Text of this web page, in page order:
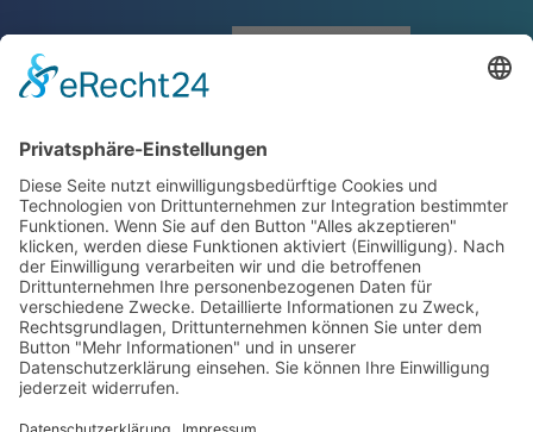
ZERTIFIKATE